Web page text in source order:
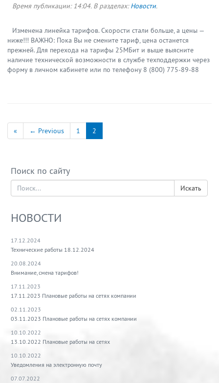
Время публикации:14:04. В разделах:Новости.
Изменена линейка тарифов. Скорости стали больше, а цены —
ниже!!! ВАЖНО: Пока Вы не смените тариф, цена останется
прежней. Для перехода на тарифы 25МБит и выше выясните
наличие технической возможности в службе техподдержки через
форму в личном кабинете или по телефону 8 (800) 775-89-88
« ← Previous 1 2
Поиск по сайту
Искать
НОВОСТИ
17.12.2024
Технические работы 18.12.2024
20.08.2024
Внимание, смена тарифов!
17.11.2023
17.11.2023 Плановые работы на сетях компании
02.11.2023
03.11.2023 Плановые работы на сетях компании
10.10.2022
13.10.2022 Плановые работы на сетях
10.10.2022
Уведомления на электронную почту
07.07.2022